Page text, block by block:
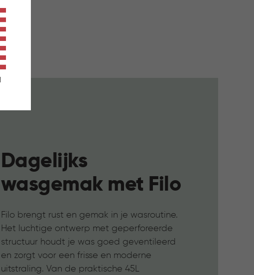
Dagelijks
wasgemak met Filo
Filo brengt rust en gemak in je wasroutine.
Het luchtige ontwerp met geperforeerde
structuur houdt je was goed geventileerd
en zorgt voor een frisse en moderne
uitstraling. Van de praktische 45L